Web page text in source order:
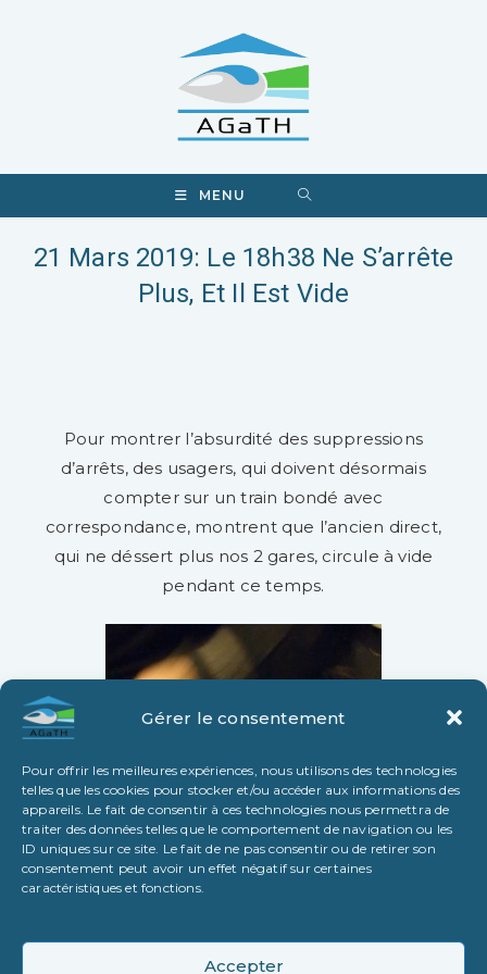
Gérer le consentement
Pour offrir les meilleures expériences, nous utilisons des technologies
telles que les cookies pour stocker et/ou accéder aux informations des
appareils. Le fait de consentir à ces technologies nous permettra de
traiter des données telles que le comportement de navigation ou les
ID uniques sur ce site. Le fait de ne pas consentir ou de retirer son
consentement peut avoir un effet négatif sur certaines
caractéristiques et fonctions.
Accepter
MENU
21 Mars 2019: Le 18h38 Ne S’arrête
Plus, Et Il Est Vide​
Pour montrer l’absurdité des suppressions
d’arrêts, des usagers, qui doivent désormais
compter sur un train bondé avec
correspondance, montrent que l’ancien direct,
qui ne déssert plus nos 2 gares, circule à vide
pendant ce temps.